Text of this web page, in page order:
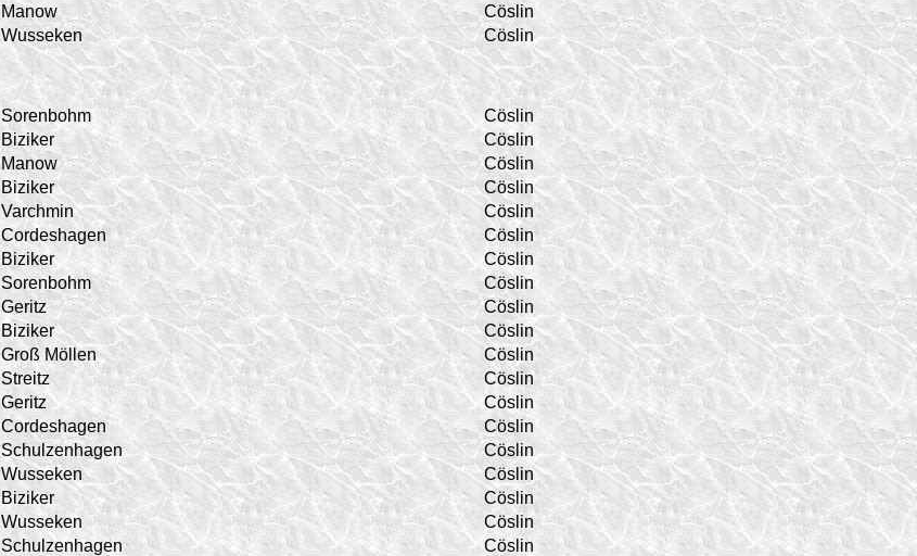
Manow
Cöslin
Wusseken Cöslin
Sorenbohm
Cöslin
Biziker
Cöslin
Manow
Cöslin
Biziker
Cöslin
Varchmin
Cöslin
Cordeshagen
Cöslin
Biziker
Cöslin
Sorenbohm
Cöslin
Geritz
Cöslin
Biziker
Cöslin
Groß Möllen
Cöslin
Streitz
Cöslin
Geritz
Cöslin
Cordeshagen
Cöslin
Schulzenhagen
Cöslin
Wusseken
Cöslin
Biziker
Cöslin
Wusseken
Cöslin
Schulzenhagen
Cöslin